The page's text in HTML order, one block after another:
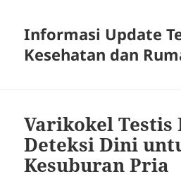
Informasi Update
Kesehatan dan
Varikokel Testis
Deteksi Dini
Kesuburan Pria